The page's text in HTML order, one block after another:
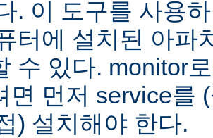
. 이 도구를 사용
터에 설치된 아파
수 있다. monitor
면 먼저 service를
) 설치해야 한다.